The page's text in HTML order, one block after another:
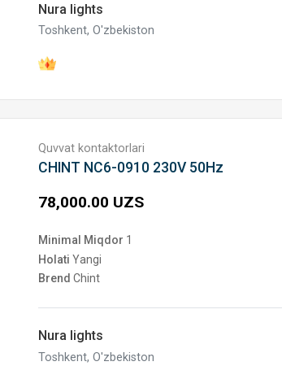
Nura lights
Toshkent, O'zbekiston
Quvvat kontaktorlari
CHINT NC6-0910 230V 50Hz
78,000.00 UZS
Minimal Miqdor 1
Holati Yangi
Brend Chint
Nura lights
Toshkent, O'zbekiston